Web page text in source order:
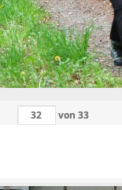
von 33